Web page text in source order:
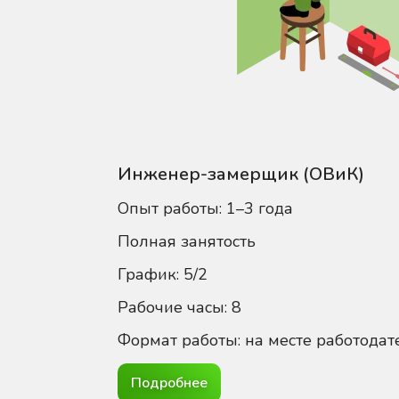
Инженер-замерщик (ОВиК)
Опыт работы: 1–3 года
Полная занятость
График: 5/2
Рабочие часы: 8
Формат работы: на месте
Подробнее